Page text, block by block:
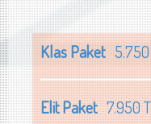
Klas Paket5.750
Elit Paket7.950